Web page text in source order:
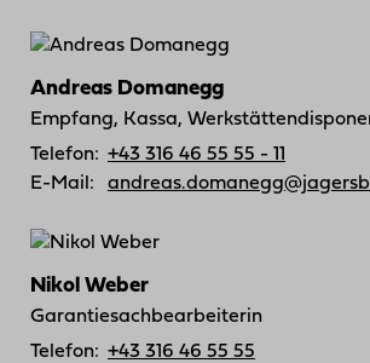
Andreas Domanegg
Empfang, Kassa,
Telefon: +43 316 46 55 55 - 11
E-Mail:
Nikol Weber
Garantiesachbearbeiterin
Telefon: +43 316 46 55 55